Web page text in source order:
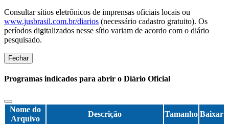
Consultar sítios eletrônicos de imprensas oficiais locais ou
www.jusbrasil.com.br/diarios (necessário cadastro gratuito). Os
períodos digitalizados nesse sítio variam de acordo com o diário
pesquisado.
Fechar
Programas indicados para abrir o Diário Oficial
Nome do
Arquivo
Descrição Tamanho Baixar